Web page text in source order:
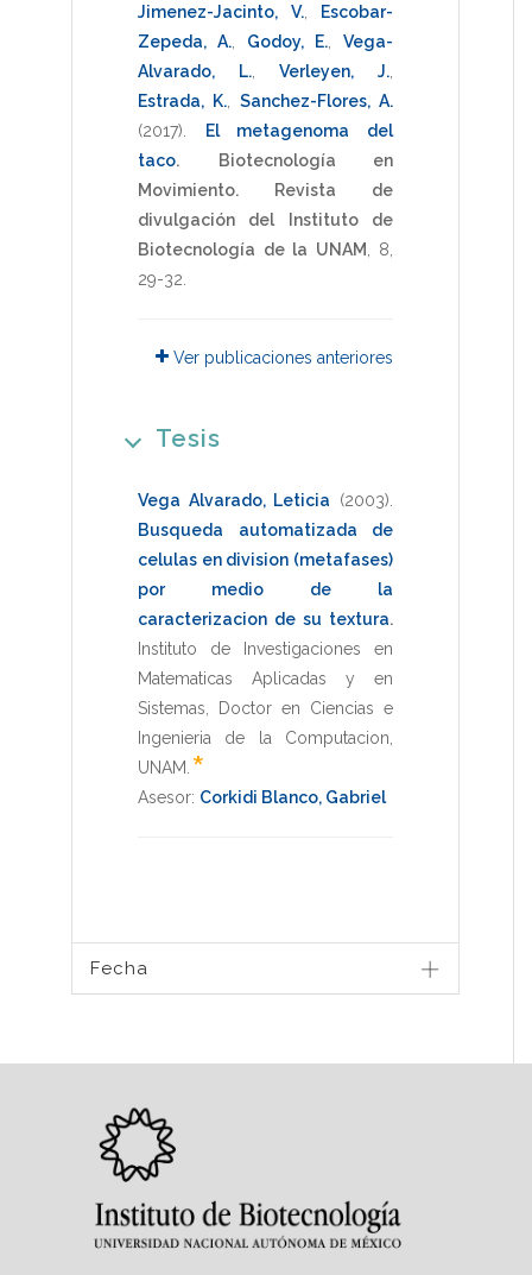
Jimenez-Jacinto, V.,
Escobar-
Zepeda, A., Godoy, E., Vega-
Alvarado, L.,Verleyen, J.,
Estrada, K., Sanchez-Flores, A.
(2017).
El metagenoma del
taco.
Biotecnología en
Movimiento. Revista de
divulgación del Instituto de
Biotecnología de la UNAM, 8,
29-32.
Ver publicaciones anteriores
Tesis
Vega Alvarado, Leticia (2003).
Busqueda automatizada de
celulas en division (metafases)
por medio de la
caracterizacion de su textura.
Instituto de Investigaciones en
Matematicas Aplicadas y en
Sistemas,
Doctor en Ciencias e
Ingenieria de la Computacion,
UNAM. *
Asesor: Corkidi Blanco, Gabriel
Fecha